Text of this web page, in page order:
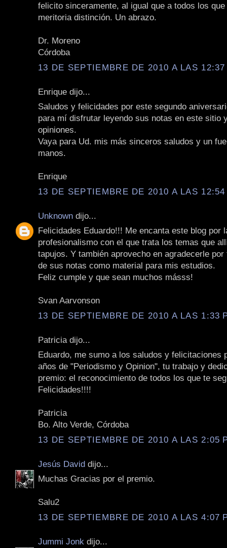
felicito sinceramente, al igual que a todos los
meritoria distinción. Un abrazo.
Dr. Moreno
Córdoba
13 DE SEPTIEMBRE DE 2010 A LAS 12:37
Enrique dijo...
Saludos y felicidades por este segundo
para mí disfrutar leyendo sus notas en este sitio
opiniones.
Vaya para Ud. mis más sinceros saludos y un
manos.
Enrique
13 DE SEPTIEMBRE DE 2010 A LAS 12:54
Unknown dijo...
Felicidades Eduardo!!! Me encanta este blog por
profesionalismo con el que trata los temas que
tapujos. Y también aprovecho en agradecerle por
de sus notas como material para mis estudios.
Feliz cumple y que sean muchos másss!
Svan Aarvonson
13 DE SEPTIEMBRE DE 2010 A LAS 1:33
Patricia dijo...
Eduardo, me sumo a los saludos y felicitaciones
años de "Periodismo y Opinion", tu trabajo y
premio: el reconocimiento de todos los que te
Felicidades!!!!
Patricia
Bo. Alto Verde, Córdoba
13 DE SEPTIEMBRE DE 2010 A LAS 2:05
Jesús David dijo...
Muchas Gracias por el premio.
Salu2
13 DE SEPTIEMBRE DE 2010 A LAS 4:07
Jummi Jonk dijo...